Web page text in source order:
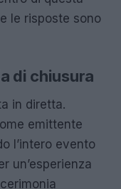
le risposte sono
di chiusura
in diretta.
emittente
l’intero evento
un’esperienza